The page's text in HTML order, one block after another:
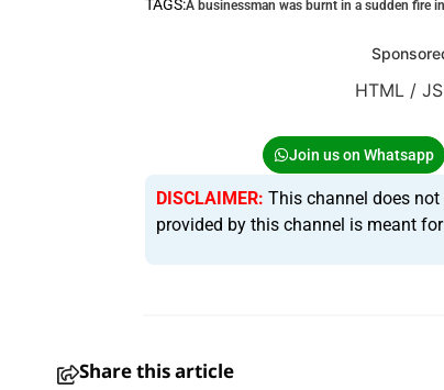
TAGS:A businessman was burnt in a sudden fire
HTML /
Join us on Whatsapp
DISCLAIMER: This channel does
provided by this channel is meant
Share this article